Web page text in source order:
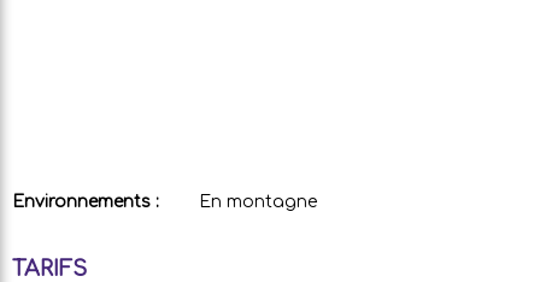
Environnements : En montagne
TARIFS